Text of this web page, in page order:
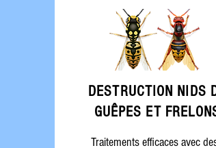
DESTRUCTION NIDS
GUÊPES ET
Traitements efficaces avec